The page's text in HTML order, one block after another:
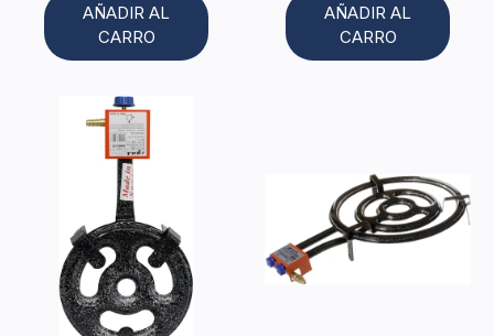
AÑADIR AL
CARRO
AÑADIR AL
CARRO